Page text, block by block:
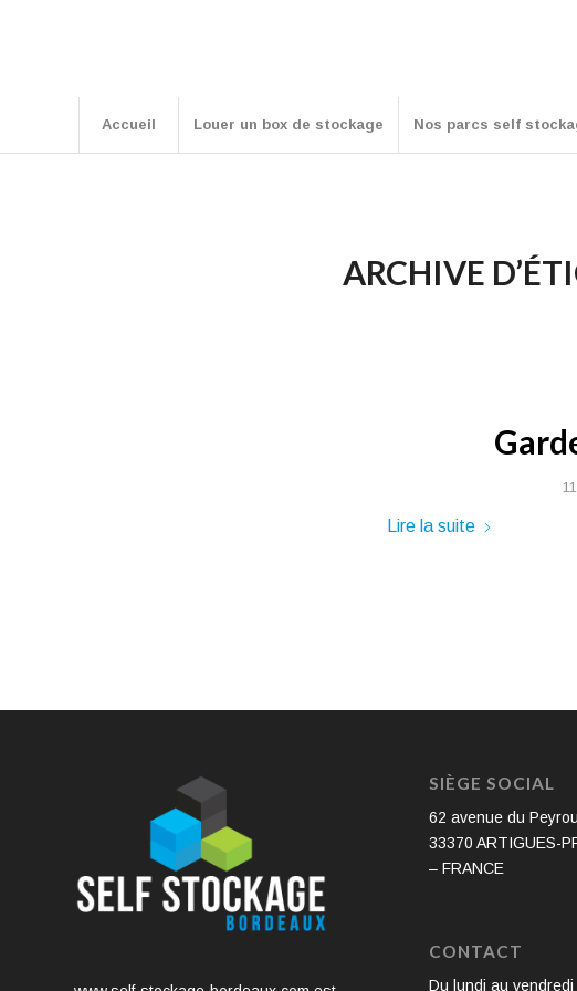
Accueil Louer un box de stockage Nos parcs self
ARCHIVE
Lire la suite
SIÈGE SOCIAL
62 avenue du Peyrou
33370 ARTIGUES-
– FRANCE
CONTACT
Du lundi au